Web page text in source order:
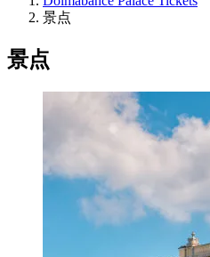
景点
景点